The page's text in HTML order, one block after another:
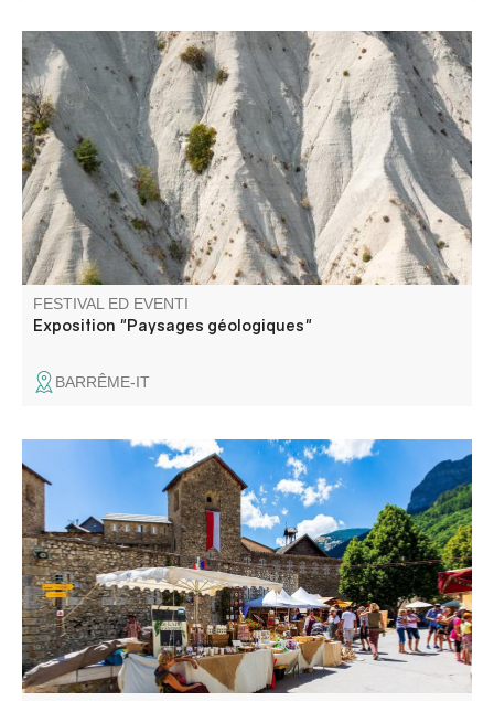
Plongez au cœur des paysages minéraux et des
formations géologiques exceptionnelles des Alpes-de-
Haute-Provence à travers le regard photographique.
FESTIVAL ED EVENTI
Exposition "Paysages géologiques"
BARRÊME-IT
Aromi, profumi, gioielli, lavori in legno, in pelle, strumenti
musicali... Circa sessanta espositori presentano creazioni
originali e artigianali.